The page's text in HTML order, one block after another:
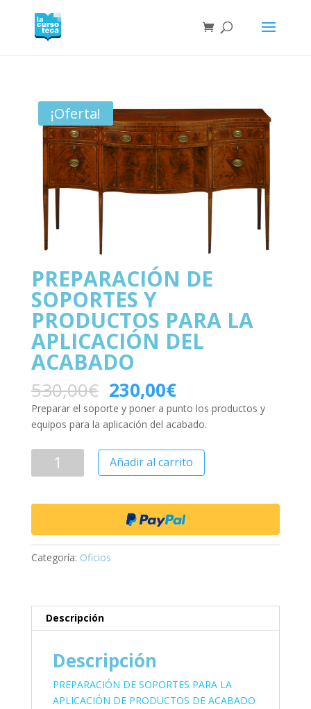
¡Oferta!
PREPARACIÓN DE
SOPORTES Y
PRODUCTOS PARA LA
APLICACIÓN DEL
ACABADO
530,00€ 230,00€
Preparar el soporte y poner a punto los productos y
equipos para la aplicación del acabado.
Añadir al carrito
Categoría: Oficios
Descripción
Descripción
PREPARACIÓN DE SOPORTES PARA LA
APLICACIÓN DE PRODUCTOS DE ACABADO